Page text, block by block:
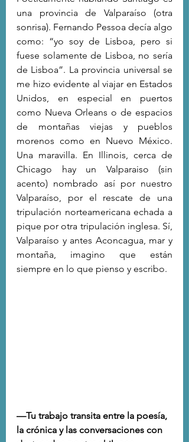
una provincia de Valparaíso (otra
sonrisa). Fernando Pessoa decía algo
como: “yo soy de Lisboa, pero si
fuese solamente de Lisboa, no sería
de Lisboa”. La provincia universal se
me hizo evidente al viajar en Estados
Unidos, en especial en puertos
como Nueva Orleans o de espacios
de montañas viejas y pueblos
morenos como en Nuevo México.
Una maravilla. En Illinois, cerca de
Chicago hay un Valparaiso (sin
acento) nombrado así por nuestro
Valparaíso, por el rescate de una
tripulación norteamericana echada a
pique por otra tripulación inglesa. Sí,
Valparaíso y antes Aconcagua, mar y
montaña, imagino que están
siempre en lo que pienso y escribo.
—Tu trabajo transita entre la poesía,
la crónica y las conversaciones con